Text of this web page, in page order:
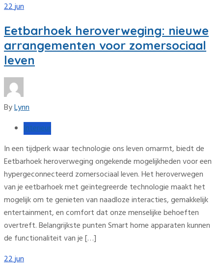
22jun
Eetbarhoek heroverweging: nieuwe
arrangementen voor zomersociaal
leven
ByLynn
Interieur
In een tijdperk waar technologie ons leven omarmt, biedt de
Eetbarhoek heroverweging ongekende mogelijkheden voor een
hypergeconnecteerd zomersociaal leven. Het heroverwegen
van je eetbarhoek met geïntegreerde technologie maakt het
mogelijk om te genieten van naadloze interacties, gemakkelijk
entertainment, en comfort dat onze menselijke behoeften
overtreft. Belangrijkste punten Smart home apparaten kunnen
de functionaliteit van je […]
22jun